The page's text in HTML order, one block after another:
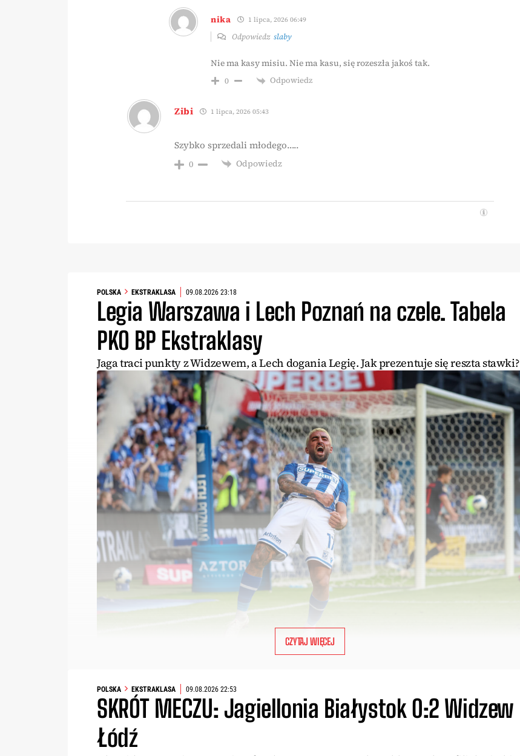
nika 1 lipca, 2026 06:49
Odpowiedz slaby
Nie ma kasy misiu. Nie ma kasu, się rozeszła jakoś tak.
0 Odpowiedz
Zibi 1 lipca, 2026 05:43
Szybko sprzedali młodego…..
0 Odpowiedz
POLSKA EKSTRAKLASA 09.08.2026 23:18
Legia Warszawa i Lech Poznań na czele. Tabela
PKO BP Ekstraklasy
Jaga traci punkty z Widzewem, a Lech dogania Legię. Jak prezentuje się reszta stawki?
CZYTAJ WIĘCEJ
POLSKA EKSTRAKLASA 09.08.2026 22:53
SKRÓT MECZU: Jagiellonia Białystok 0:2 Widzew
Łódź